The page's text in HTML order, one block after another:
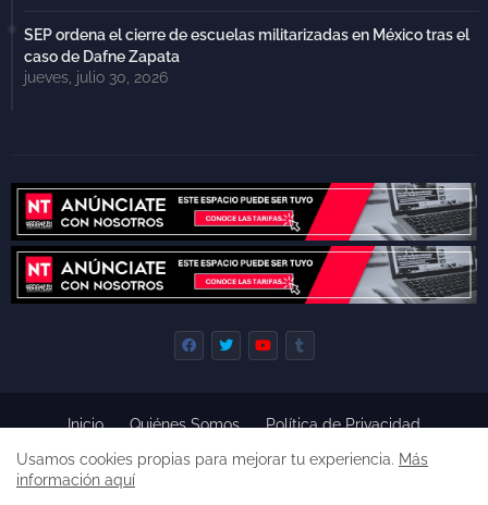
SEP ordena el cierre de escuelas militarizadas en México tras el
caso de Dafne Zapata
jueves, julio 30, 2026
Inicio Quiénes Somos
Política de Privacidad
Derecho de Réplica
Términos y Condiciones de Uso
Usamos cookies propias para mejorar tu experiencia. Más
información aquí